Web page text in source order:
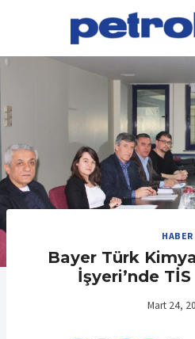
content
HABER
Bayer Türk
İşyeri’nde
Mart 24,